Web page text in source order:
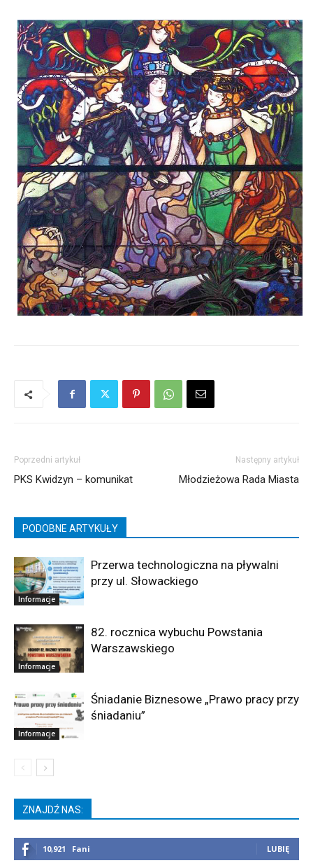
Poprzedni artykuł
PKS Kwidzyn – komunikat
Następny artykuł
Młodzieżowa Rada Miasta
PODOBNE ARTYKUŁY
Informacje
Przerwa technologiczna na pływalni
przy ul. Słowackiego
Informacje
82. rocznica wybuchu Powstania
Warszawskiego
Informacje
Śniadanie Biznesowe „Prawo pracy przy
śniadaniu”
ZNAJDŹ NAS:
10,921 Fani LUBIĘ